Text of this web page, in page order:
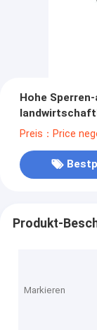
Hohe
Preis：Price
Produkt-
Markieren